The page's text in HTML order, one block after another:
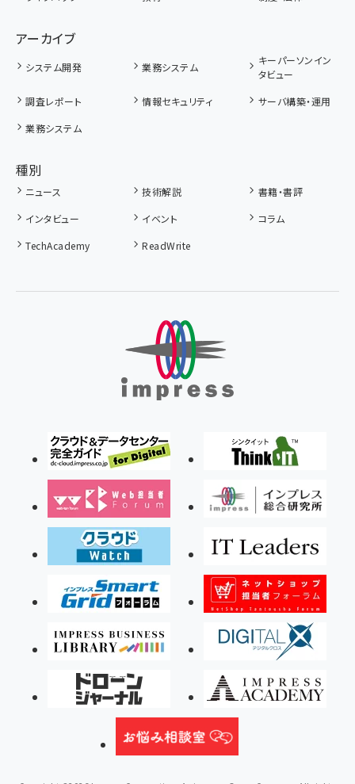
アーカイブ
システム開発 業務システム
キーパーソンイン
タビュー
調査レポート
情報セキュリティ
サーバ構築・運用
業務システム
種別
ニュース 技術解説
書籍・書評
インタビュー
イベント
コラム
TechAcademy
ReadWrite